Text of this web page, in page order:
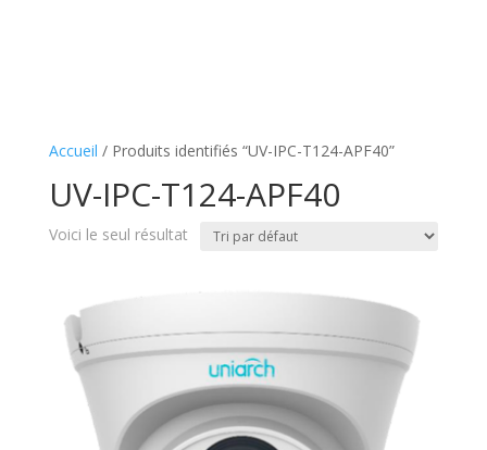
Accueil / Produits identifiés “UV-IPC-T124-APF40”
UV-IPC-T124-APF40
Voici le seul résultat